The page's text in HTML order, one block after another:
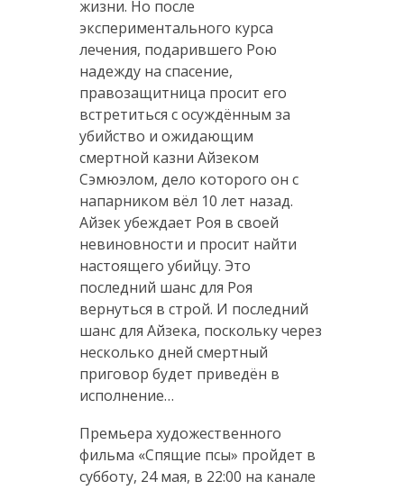
жизни. Но после
экспериментального курса
лечения, подарившего Рою
надежду на спасение,
правозащитница просит его
встретиться с осуждённым за
убийство и ожидающим
смертной казни Айзеком
Сэмюэлом, дело которого он с
напарником вёл 10 лет назад.
Айзек убеждает Роя в своей
невиновности и просит найти
настоящего убийцу. Это
последний шанс для Роя
вернуться в строй. И последний
шанс для Айзека, поскольку через
несколько дней смертный
приговор будет приведён в
исполнение…
Премьера художественного
фильма «Спящие псы» пройдет в
субботу, 24 мая, в 22:00 на канале